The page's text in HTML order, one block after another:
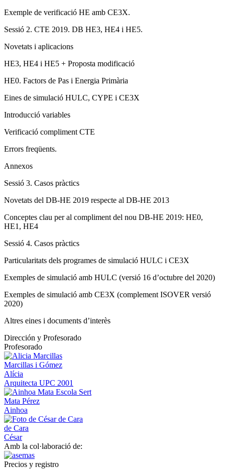
Exemple de verificació HE amb CE3X.
Sessió 2. CTE 2019. DB HE3, HE4 i HE5.
Novetats i aplicacions
HE3, HE4 i HE5 + Proposta modificació
HE0. Factors de Pas i Energia Primària
Eines de simulació HULC, CYPE i CE3X
Introducció variables
Verificació compliment CTE
Errors freqüents.
Annexos
Sessió 3. Casos pràctics
Novetats del DB-HE 2019 respecte al DB-HE 2013
Conceptes clau per al compliment del nou DB-HE 2019: HE0,
HE1, HE4
Sessió 4. Casos pràctics
Particularitats dels programes de simulació HULC i CE3X
Exemples de simulació amb HULC (versió 16 d’octubre del 2020)
Exemples de simulació amb CE3X (complement ISOVER versió
2020)
Altres eines i documents d’interès
Dirección y Profesorado
Profesorado
Marcillas i Gómez
Alícia
Arquitecta UPC 2001
Mata Pérez
Ainhoa
de Cara
César
Amb la col·laboració de:
Precios y registro